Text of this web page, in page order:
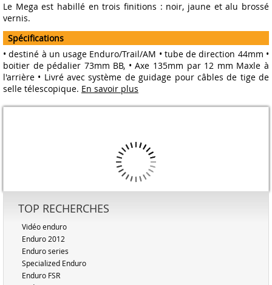
Le Mega est habillé en trois finitions : noir, jaune et alu brossé
vernis.
Spécifications
• destiné à un usage Enduro/Trail/AM • tube de direction 44mm •
boitier de pédalier 73mm BB, • Axe 135mm par 12 mm Maxle à
l'arrière • Livré avec système de guidage pour câbles de tige de
selle télescopique. En savoir plus
TOP RECHERCHES
Vidéo enduro
Enduro 2012
Enduro series
Specialized Enduro
Enduro FSR